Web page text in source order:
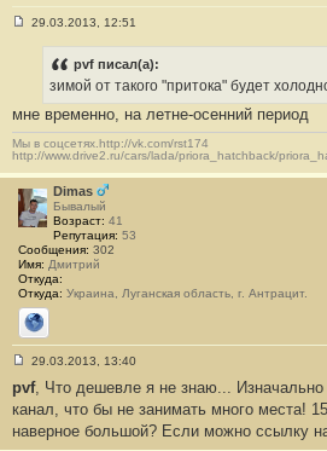
н
и
е
#
7
2
29.03.2013, 12:51
pvf писал(а):
зимой от такого "притока" будет
мне временно, на летне-осенний период
Мы в соцсетях.http://vk.com/rst174
http://www.drive2.ru/cars/lada/priora_hatchback/
Dimas
Бывалый
Возраст: 41
Репутация: 53
Сообщения: 302
Имя: Дмитрий
Откуда:
Откуда: Украина, Луганская область, г. Антрацит.
Сайт
о
б
щ
29.03.2013, 13:40
pvf, Что дешевле я не знаю... Изначально
канал, что бы не занимать много места!
наверное большой? Если можно ссылку